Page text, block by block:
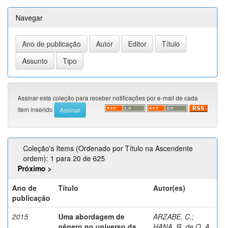
Navegar
Assinar esta coleção para receber notificações por e-mail de cada
item inserido
Coleção's Items (Ordenado por Título na Ascendente
ordem): 1 para 20 de 625
Próximo >
Ano de
publicação
Título Autor(es)
2015
Uma abordagem de
ARZABE, C.;